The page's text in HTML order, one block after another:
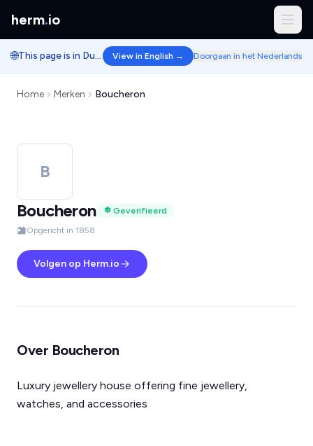
herm.io
🌐 This page is in Dutch. View in English → Doorgaan in het Nederlands
Home Merken Boucheron
B
Boucheron
Geverifieerd
Opgericht in 1858
Volgen op Herm.io
Over Boucheron
Luxury jewellery house offering fine jewellery,
watches, and accessories